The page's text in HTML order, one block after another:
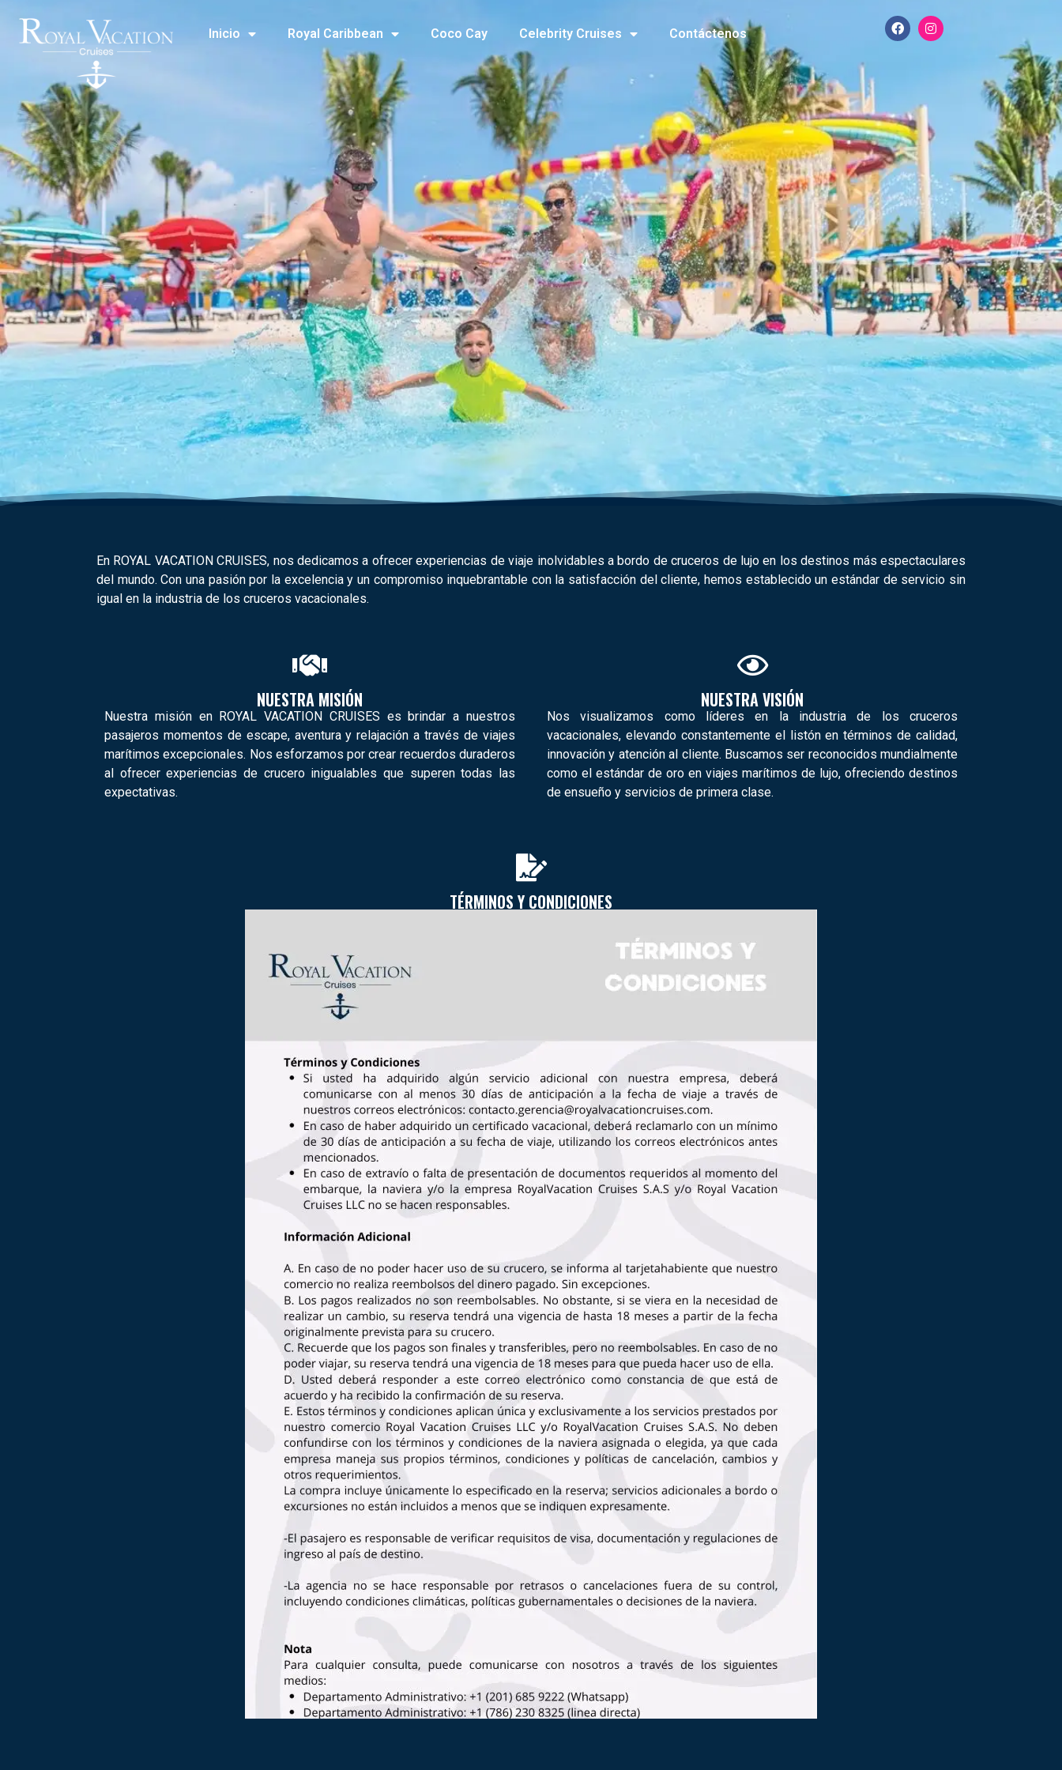
Inicio Royal Caribbean Coco Cay Celebrity Cruises Contáctenos
En ROYAL VACATION CRUISES, nos dedicamos a ofrecer experiencias de viaje inolvidables a bordo de cruceros de lujo en los destinos más espectaculares
del mundo. Con una pasión por la excelencia y un compromiso inquebrantable con la satisfacción del cliente, hemos establecido un estándar de servicio sin
igual en la industria de los cruceros vacacionales.
NUESTRA MISIÓN
Nuestra misión en ROYAL VACATION CRUISES es brindar a nuestros
pasajeros momentos de escape, aventura y relajación a través de viajes
marítimos excepcionales. Nos esforzamos por crear recuerdos duraderos
al ofrecer experiencias de crucero inigualables que superen todas las
expectativas.
NUESTRA VISIÓN
Nos visualizamos como líderes en la industria de los cruceros
vacacionales, elevando constantemente el listón en términos de calidad,
innovación y atención al cliente. Buscamos ser reconocidos mundialmente
como el estándar de oro en viajes marítimos de lujo, ofreciendo destinos
de ensueño y servicios de primera clase.
TÉRMINOS Y CONDICIONES